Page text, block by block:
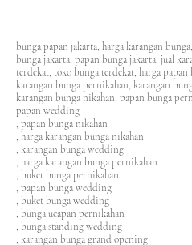
bunga papan jakarta, harga karangan
bunga jakarta, papan bunga jakarta, jual
terdekat, toko bunga terdekat, harga papan
karangan bunga pernikahan, karangan
karangan bunga nikahan, papan bunga
papan wedding
, papan bunga nikahan
, harga karangan bunga nikahan
, karangan bunga wedding
, harga karangan bunga pernikahan
, buket bunga pernikahan
, papan bunga wedding
, buket bunga wedding
, bunga ucapan pernikahan
, bunga standing wedding
, karangan bunga grand opening